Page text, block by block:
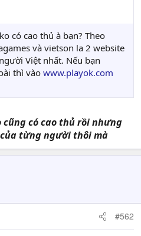
có cao thủ à bạn? Theo
và vietson la 2 website
Việt nhất. Nếu bạn
thì vào www.playok.com
có cao thủ rồi nhưng
từng người thôi mà
#562